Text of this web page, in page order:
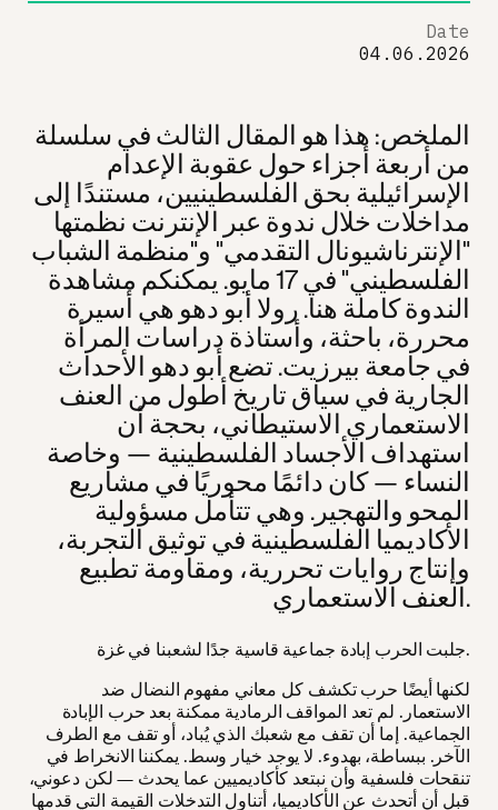
الملخص: هذا هو المقال الثالث في سلسلة
من أربعة أجزاء حول عقوبة الإعدام
الإسرائيلية بحق الفلسطينيين، مستندًا إلى
مداخلات خلال ندوة عبر الإنترنت نظمتها
"الإنترناشيونال التقدمي" و"منظمة الشباب
الفلسطيني" في 17 مايو. يمكنكم مشاهدة
الندوة كاملة هنا. رولا أبو دهو هي أسيرة
محررة، باحثة، وأستاذة دراسات المرأة
في جامعة بيرزيت. تضع أبو دهو الأحداث
الجارية في سياق تاريخ أطول من العنف
الاستعماري الاستيطاني، بحجة أن
استهداف الأجساد الفلسطينية — وخاصة
النساء — كان دائمًا محوريًا في مشاريع
المحو والتهجير. وهي تتأمل مسؤولية
الأكاديميا الفلسطينية في توثيق التجربة،
وإنتاج روايات تحررية، ومقاومة تطبيع
العنف الاستعماري.
جلبت الحرب إبادة جماعية قاسية جدًا لشعبنا في غزة.
لكنها أيضًا حرب تكشف كل معاني مفهوم النضال ضد
الاستعمار. لم تعد المواقف الرمادية ممكنة بعد حرب الإبادة
الجماعية. إما أن تقف مع شعبك الذي يُباد، أو تقف مع الطرف
الآخر. ببساطة، بهدوء. لا يوجد خيار وسط. يمكننا الانخراط في
تنقحات فلسفية وأن نبتعد كأكاديميين عما يحدث — لكن دعوني،
قبل أن أتحدث عن الأكاديميا، أتناول التدخلات القيمة التي قدمها
Date
04.06.2026